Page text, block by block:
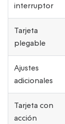
interruptor
Tarjeta
plegable
Ajustes
adicionales
Tarjeta con
acción